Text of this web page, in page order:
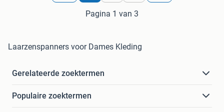
Pagina 1 van 3
Laarzenspanners voor Dames Kleding
Gerelateerde zoektermen
Populaire zoektermen